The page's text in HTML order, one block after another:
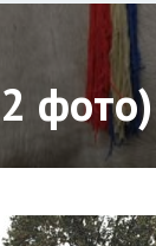
фото)